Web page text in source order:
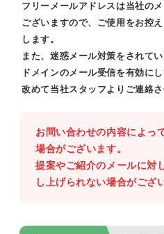
フリーメールアドレスは当社の
ございますので、ご使用をお控
します。
また、迷惑メール対策をされて
ドメインのメール受信を有効にし
改めて当社スタッフよりご連絡さ
お問い合わせの内容によっ
場合がございます。
提案やご紹介のメールに対
し上げられない場合がござ